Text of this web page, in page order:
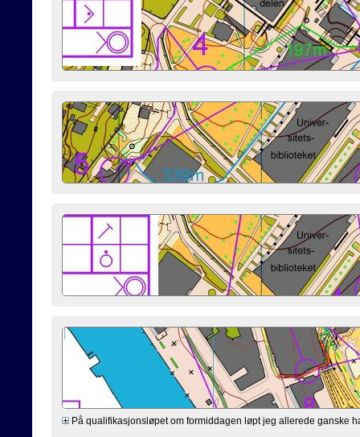
På qualifikasjonsløpet om formiddagen løpt jeg allerede ganske